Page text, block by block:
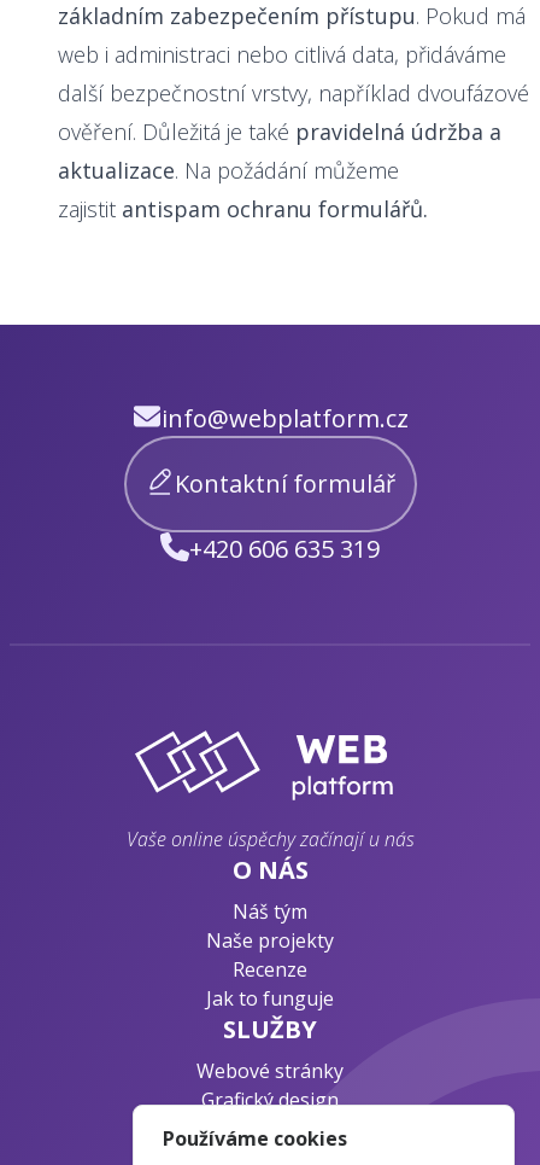
základním zabezpečením přístupu. Pokud má
web i administraci nebo citlivá data, přidáváme
další bezpečnostní vrstvy, například dvoufázové
ověření. Důležitá je také pravidelná údržba a
aktualizace. Na požádání můžeme
zajistit antispam ochranu formulářů.
info@webplatform.cz
Kontaktní formulář
+420 606 635 319
Vaše online úspěchy začínají u nás
O NÁS
Náš tým
Naše projekty
Recenze
Jak to funguje
SLUŽBY
Webové stránky
Grafický design
Byznys konzultace
Používáme cookies